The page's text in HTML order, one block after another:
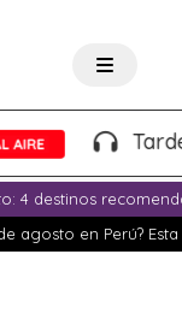
Tardeo
4 destinos
agosto en Perú?